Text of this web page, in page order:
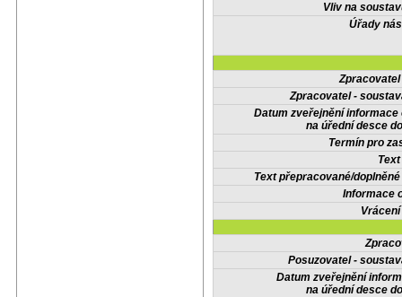
Vliv na
Úřady
Zpracovatel -
Datum zveřejnění informace
na úřední desce
Termín pro
Text přepracované/
Informace
Posuzovatel -
Datum zveřejnění
na úřední desce